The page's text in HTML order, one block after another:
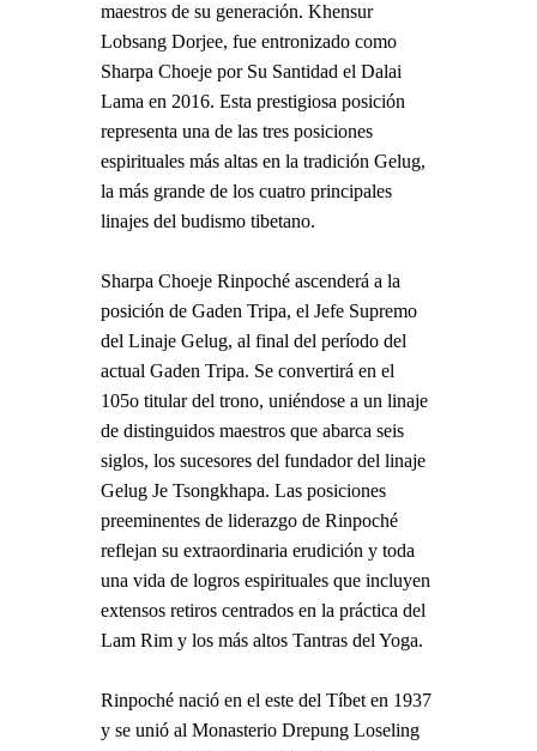
maestros de su generación. Khensur
Lobsang Dorjee, fue entronizado como
Sharpa Choeje por Su Santidad el Dalai
Lama en 2016. Esta prestigiosa posición
representa una de las tres posiciones
espirituales más altas en la tradición Gelug,
la más grande de los cuatro principales
linajes del budismo tibetano.
Sharpa Choeje Rinpoché ascenderá a la
posición de Gaden Tripa, el Jefe Supremo
del Linaje Gelug, al final del período del
actual Gaden Tripa. Se convertirá en el
105o titular del trono, uniéndose a un linaje
de distinguidos maestros que abarca seis
siglos, los sucesores del fundador del linaje
Gelug Je Tsongkhapa. Las posiciones
preeminentes de liderazgo de Rinpoché
reflejan su extraordinaria erudición y toda
una vida de logros espirituales que incluyen
extensos retiros centrados en la práctica del
Lam Rim y los más altos Tantras del Yoga.
Rinpoché nació en el este del Tíbet en 1937
y se unió al Monasterio Drepung Loseling